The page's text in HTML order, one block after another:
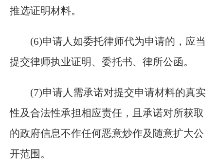
推选证明材料。
(6)申请人如委托律师代为申请的，应当
提交律师执业证明、委托书、律所公函。
(7)申请人需承诺对提交申请材料的真实
性及合法性承担相应责任，且承诺对所获取
的政府信息不作任何恶意炒作及随意扩大公
开范围。